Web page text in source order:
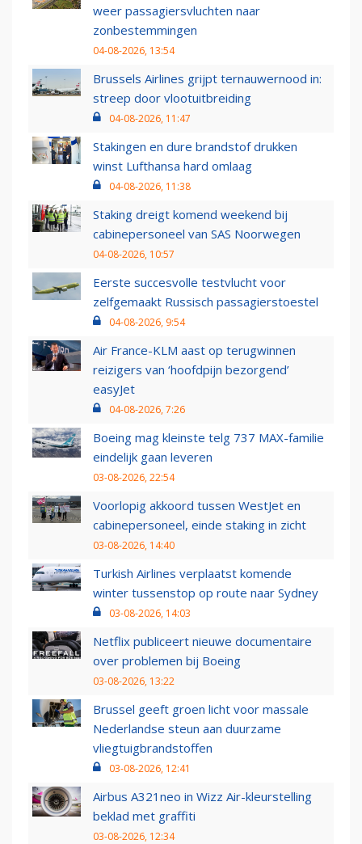
weer passagiersvluchten naar
zonbestemmingen
04-08-2026, 13:54
Brussels Airlines grijpt ternauwernood in:
streep door vlootuitbreiding
04-08-2026, 11:47
Stakingen en dure brandstof drukken
winst Lufthansa hard omlaag
04-08-2026, 11:38
Staking dreigt komend weekend bij
cabinepersoneel van SAS Noorwegen
04-08-2026, 10:57
Eerste succesvolle testvlucht voor
zelfgemaakt Russisch passagierstoestel
04-08-2026, 9:54
Air France-KLM aast op terugwinnen
reizigers van ‘hoofdpijn bezorgend’
easyJet
04-08-2026, 7:26
Boeing mag kleinste telg 737 MAX-familie
eindelijk gaan leveren
03-08-2026, 22:54
Voorlopig akkoord tussen WestJet en
cabinepersoneel, einde staking in zicht
03-08-2026, 14:40
Turkish Airlines verplaatst komende
winter tussenstop op route naar Sydney
03-08-2026, 14:03
Netflix publiceert nieuwe documentaire
over problemen bij Boeing
03-08-2026, 13:22
Brussel geeft groen licht voor massale
Nederlandse steun aan duurzame
vliegtuigbrandstoffen
03-08-2026, 12:41
Airbus A321neo in Wizz Air-kleurstelling
beklad met graffiti
03-08-2026, 12:34